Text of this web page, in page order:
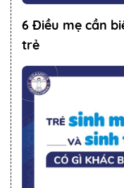
6 Điều mẹ cần
trẻ